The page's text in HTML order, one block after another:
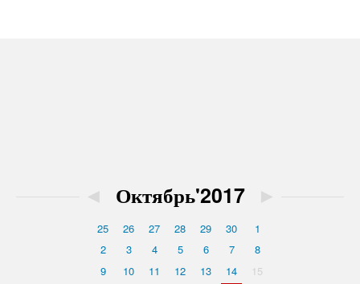
◄ Октябрь'2017 ►
25 26 27 28 29 30
1
2
3 4 5 6 7
8
9
10 11 12 13 14
15